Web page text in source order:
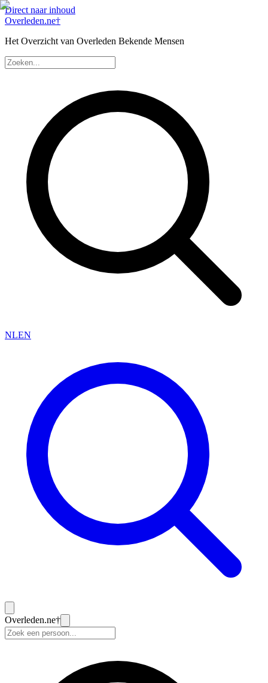
Direct naar inhoud
Overleden.ne†
Het Overzicht van Overleden Bekende Mensen
NLEN
Overleden.ne†